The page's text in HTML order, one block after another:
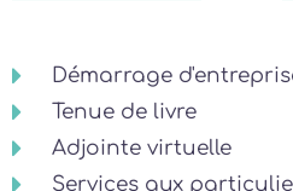
Démarrage
Tenue de livre
Adjointe virtuelle
Services aux